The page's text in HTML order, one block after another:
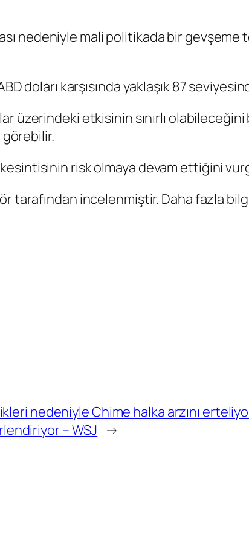
nedeniyle mali politikada bir gevşeme
doları karşısında yaklaşık 87
üzerindeki etkisinin sınırlı
risk olmaya devam ettiğini
tarafından incelenmiştir. Daha fazla
nedeniyle Chime halka arzını
– WSJ →